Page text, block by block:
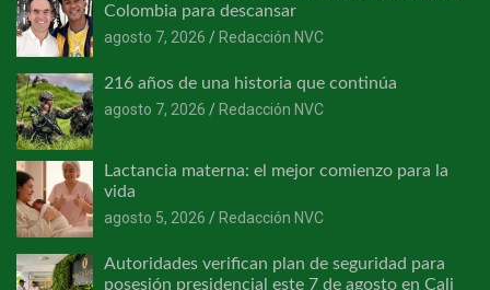
Colombia para descansar
agosto 7, 2026
Redacción NVC
216 años de una historia que continúa
agosto 7, 2026
Redacción NVC
Lactancia materna: el mejor comienzo para la
vida
agosto 5, 2026
Redacción NVC
Autoridades verifican plan de seguridad para
posesión presidencial este 7 de agosto en Cali